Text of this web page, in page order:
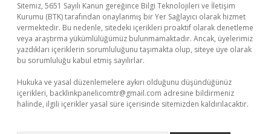
Sitemiz, 5651 Sayılı Kanun gereğince Bilgi Teknolojileri ve İletişim
Kurumu (BTK) tarafından onaylanmış bir Yer Sağlayıcı olarak hizmet
vermektedir. Bu nedenle, sitedeki içerikleri proaktif olarak denetleme
veya araştırma yükümlülüğümüz bulunmamaktadır. Ancak, üyelerimiz
yazdıkları içeriklerin sorumluluğunu taşımakta olup, siteye üye olarak
bu sorumluluğu kabul etmiş sayılırlar.
Hukuka ve yasal düzenlemelere aykırı olduğunu düşündüğünüz
içerikleri, backlinkpanelicomtr@gmail.com adresine bildirmeniz
halinde, ilgili içerikler yasal süre içerisinde sitemizden kaldırılacaktır.